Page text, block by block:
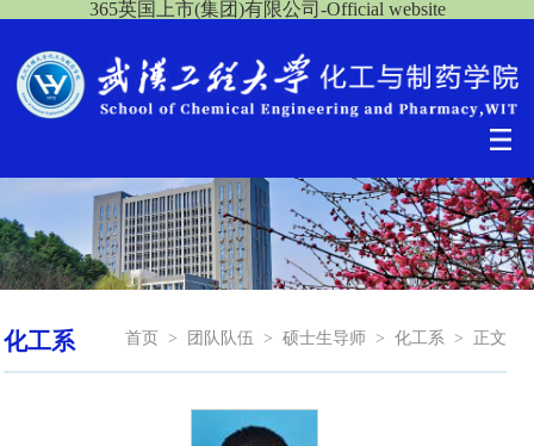
365英国上市(集团)有限公司-Official website
化工系 首页 > 团队队伍 > 硕士生导师 > 化工系 > 正文